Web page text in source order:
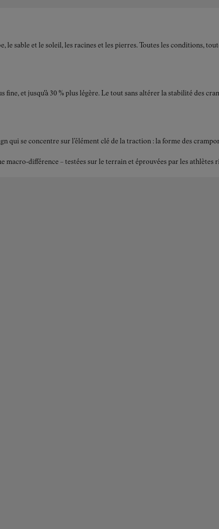
sable et le soleil, les racines et les pierres. Toutes les conditions,
fine, et jusqu'à 30 % plus légère. Le tout sans altérer la stabilité des
se concentre sur l’élément clé de la traction : la forme des
différence – testées sur le terrain et éprouvées par les athlètes